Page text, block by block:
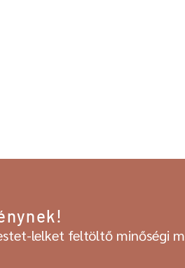
lelket feltöltő minőségi